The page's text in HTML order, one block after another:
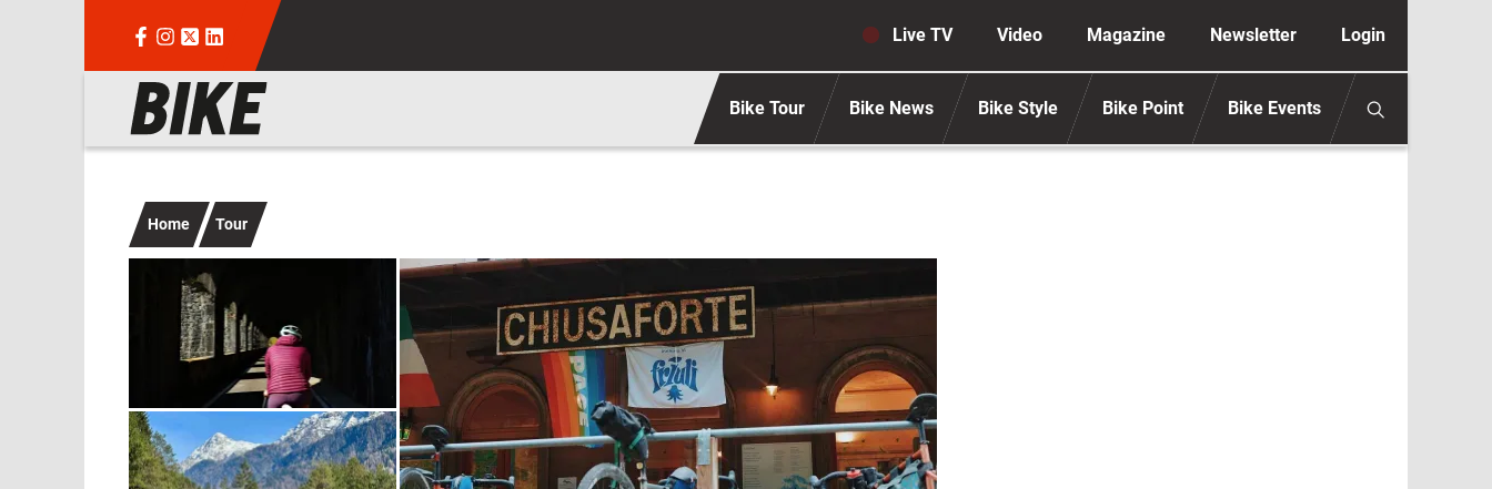
Navigazione secondaria anonimo
Live TV Video Magazine Newsletter Login
Navigazione principale Bike Tour Bike News Bike Style Bike Point Bike Events
Home Tour
Immagine Immagine
Immagine